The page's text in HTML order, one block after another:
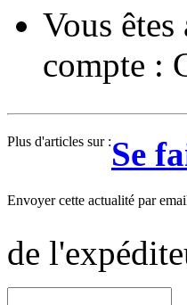
Vous
compte :
Plus d'articles sur :Se
Envoyer cette actualité par
de